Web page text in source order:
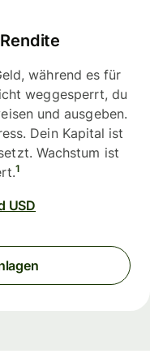
während es für
weggesperrt, du
und ausgeben.
Dein Kapital ist
Wachstum ist
1
USD